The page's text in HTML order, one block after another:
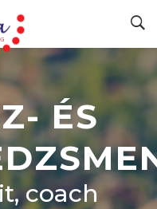
ÉS
coach